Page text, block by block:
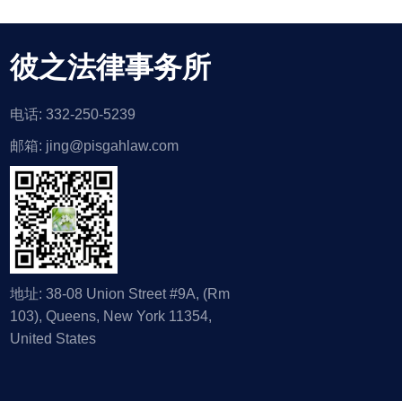
彼之法律事务所
电话: 332-250-5239
邮箱: jing@pisgahlaw.com
地址: 38-08 Union Street #9A, (Rm
103), Queens, New York 11354,
United States